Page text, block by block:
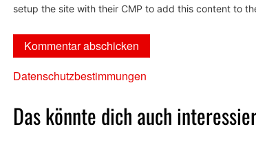
setup the site with their CMP to add this content to
Datenschutzbestimmungen
Das könnte dich auch